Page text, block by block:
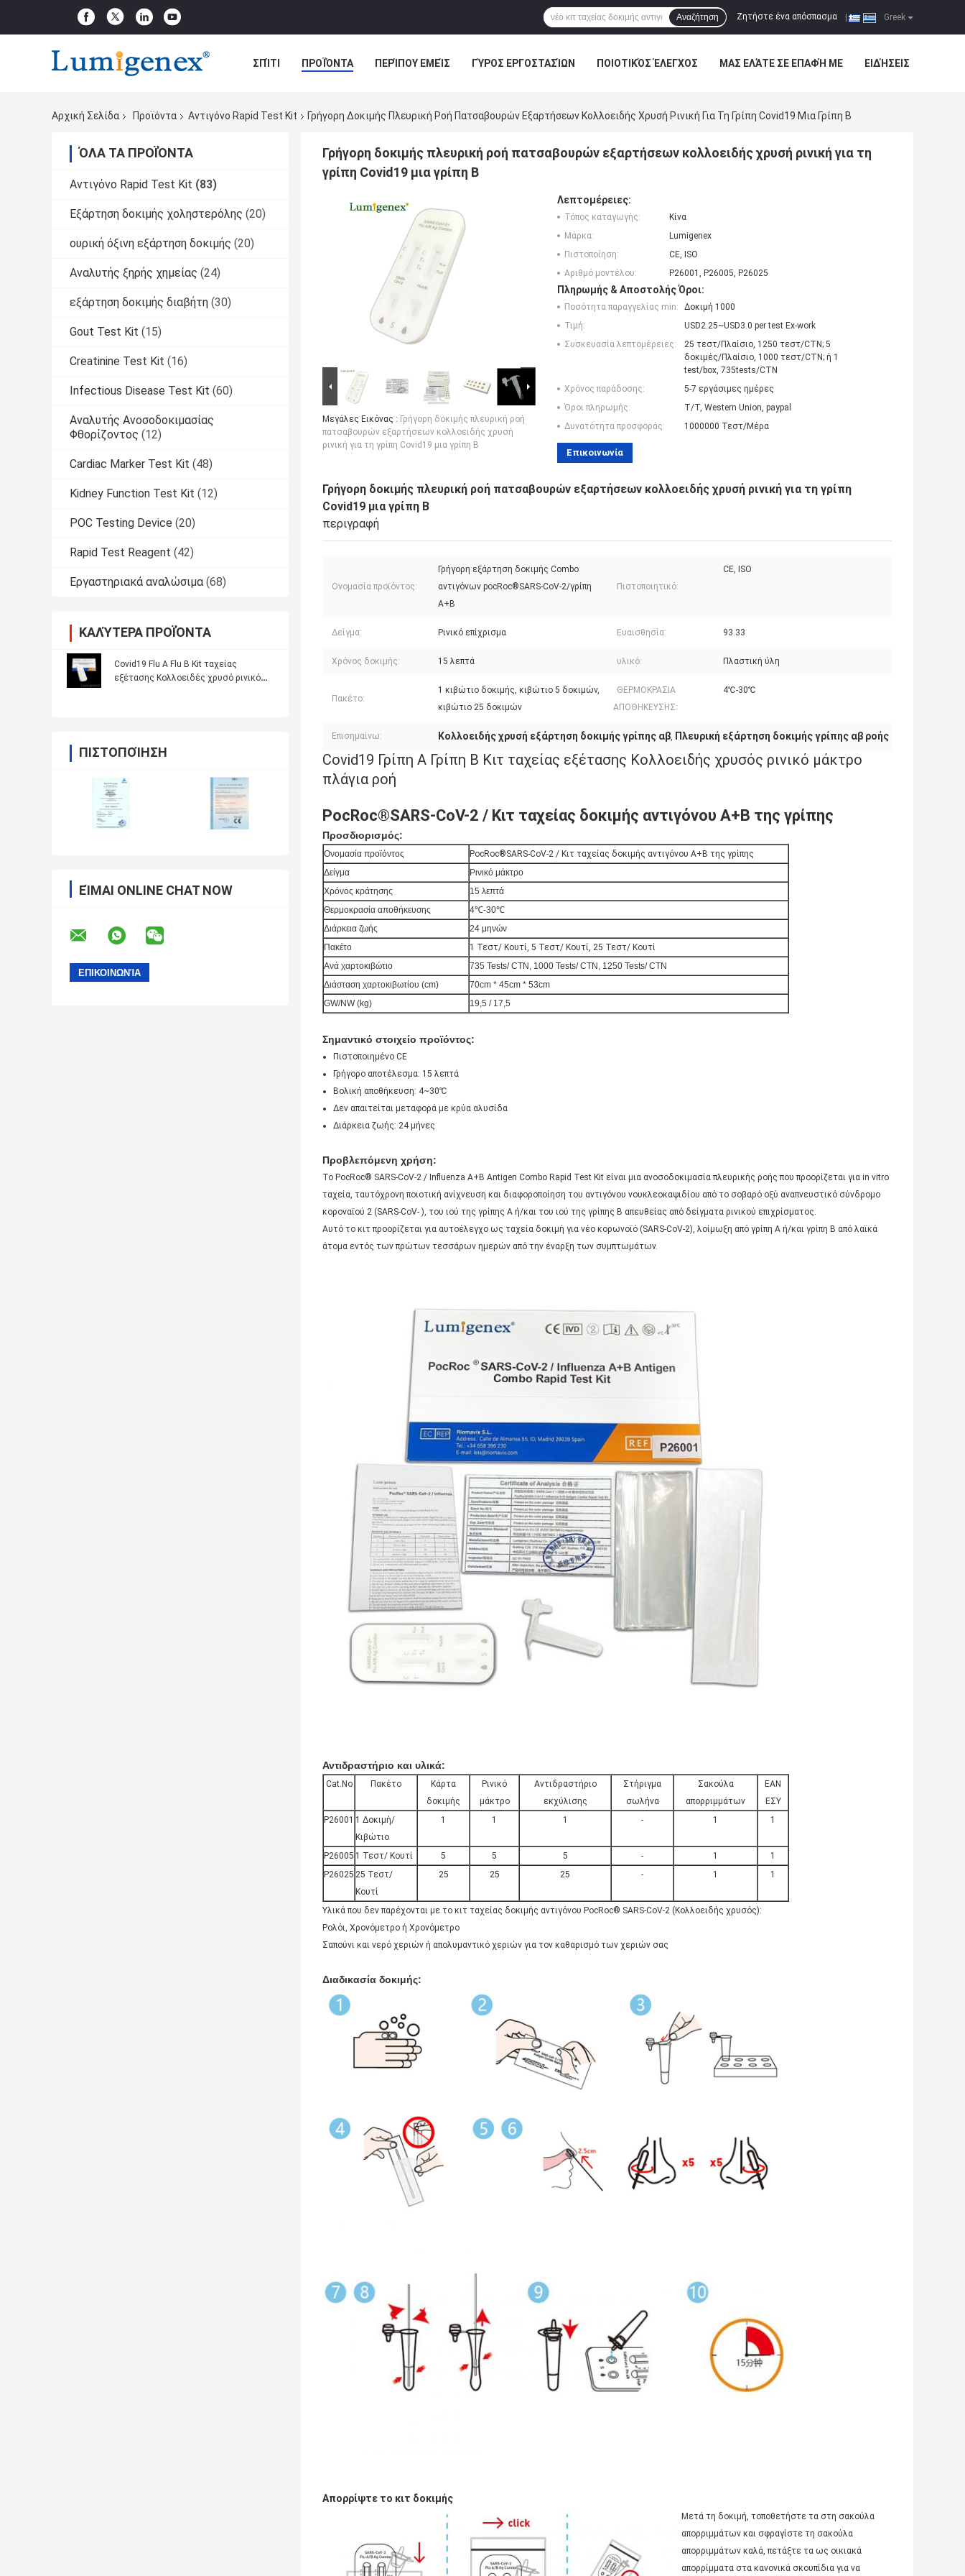
Greek
Ζητήστε ένα απόσπασμα
Αναζήτηση
ΣΠΊΤΙ ΠΡΟΪΌΝΤΑ ΠΕΡΊΠΟΥ ΕΜΕΊΣ ΓΎΡΟΣ ΕΡΓΟΣΤΑΣΊΩΝ ΠΟΙΟΤΙΚΌΣ ΈΛΕΓΧΟΣ ΜΑΣ ΕΛΆΤΕ ΣΕ ΕΠΑΦΉ ΜΕ ΕΙΔΉΣΕΙΣ
Αρχική Σελίδα
Προϊόντα Αντιγόνο Rapid Test Kit Γρήγορη Δοκιμής Πλευρική Ροή Πατσαβουρών Εξαρτήσεων Κολλοειδής Χρυσή Ρινική Για Τη Γρίπη Covid19 Μια Γρίπη Β
ΌΛΑ ΤΑ ΠΡΟΪΌΝΤΑ
Αντιγόνο Rapid Test Kit (83)
Εξάρτηση δοκιμής χοληστερόλης (20)
ουρική όξινη εξάρτηση δοκιμής (20)
Αναλυτής ξηρής χημείας (24)
εξάρτηση δοκιμής διαβήτη (30)
Gout Test Kit (15)
Creatinine Test Kit (16)
Infectious Disease Test Kit (60)
Αναλυτής Ανοσοδοκιμασίας
Φθορίζοντος (12)
Cardiac Marker Test Kit (48)
Kidney Function Test Kit (12)
POC Testing Device (20)
Rapid Test Reagent (42)
Εργαστηριακά αναλώσιμα (68)
ΚΑΛΎΤΕΡΑ ΠΡΟΪΌΝΤΑ
Covid19 Flu A Flu B Kit ταχείας
εξέτασης Κολλοειδές χρυσό ρινικό
ΠΙΣΤΟΠΟΊΗΣΗ
ΕΊΜΑΙ ONLINE CHAT NOW
Γρήγορη δοκιμής πλευρική ροή πατσαβουρών εξαρτήσεων κολλοειδής χρυσή ρινική για τη
γρίπη Covid19 μια γρίπη Β
Μεγάλες Εικόνας : Γρήγορη δοκιμής πλευρική ροή
πατσαβουρών εξαρτήσεων κολλοειδής χρυσή
ρινική για τη γρίπη Covid19 μια γρίπη Β
Λεπτομέρειες:
Τόπος καταγωγής:
Κίνα
Μάρκα:
Lumigenex
Πιστοποίηση:
CE, ISO
Αριθμό μοντέλου:
P26001, P26005, P26025
Πληρωμής & Αποστολής Όροι:
Ποσότητα παραγγελίας min:
Δοκιμή 1000
Τιμή:
USD2.25~USD3.0 per test Ex-work
Συσκευασία λεπτομέρειες:
25 τεστ/Πλαίσιο, 1250 τεστ/CTN; 5
δοκιμές/Πλαίσιο, 1000 τεστ/CTN; ή 1
test/box, 735tests/CTN
Χρόνος παράδοσης:
5-7 εργάσιμες ημέρες
Όροι πληρωμής:
T/T, Western Union, paypal
Δυνατότητα προσφοράς:
1000000 Τεστ/Μέρα
Επικοινωνία
Γρήγορη δοκιμής πλευρική ροή πατσαβουρών εξαρτήσεων κολλοειδής χρυσή ρινική για τη γρίπη
Covid19 μια γρίπη Β
περιγραφή
Ονομασία προϊόντος:
Γρήγορη εξάρτηση δοκιμής Combo
αντιγόνων pocRoc®SARS-CoV-2/γρίπη
A+B
Πιστοποιητικό:
CE, ISO
Δείγμα: Ρινικό επίχρισμα Ευαισθησία: 93.33
Χρόνος δοκιμής: 15 λεπτά υλικό: Πλαστική ύλη
Πακέτο:
1 κιβώτιο δοκιμής, κιβώτιο 5 δοκιμών,
κιβώτιο 25 δοκιμών
ΘΕΡΜΟΚΡΑΣΙΑ
ΑΠΟΘΗΚΕΥΣΗΣ:
4℃-30℃
Επισημαίνω: Κολλοειδής χρυσή εξάρτηση δοκιμής γρίπης αβ, Πλευρική εξάρτηση δοκιμής γρίπης αβ ροής
Covid19 Γρίπη Α Γρίπη Β Κιτ ταχείας εξέτασης Κολλοειδής χρυσός ρινικό μάκτρο
πλάγια ροή
PocRoc®SARS-CoV-2 / Κιτ ταχείας δοκιμής αντιγόνου A+B της γρίπης
Προσδιορισμός:
Ονομασία προϊόντος
PocRoc®SARS-CoV-2 / Κιτ ταχείας δοκιμής αντιγόνου A+B της γρίπης
Δείγμα
Ρινικό μάκτρο
Χρόνος κράτησης
15 λεπτά
Θερμοκρασία αποθήκευσης
4℃-30℃
Διάρκεια ζωής
24 μηνών
Πακέτο
1 Τεστ/ Κουτί, 5 Τεστ/ Κουτί, 25 Τεστ/ Κουτί
Ανά χαρτοκιβώτιο
735 Tests/ CTN, 1000 Tests/ CTN, 1250 Tests/ CTN
Διάσταση χαρτοκιβωτίου (cm)
70cm * 45cm * 53cm
GW/NW (kg)
19,5 / 17,5
Σημαντικό στοιχείο προϊόντος:
Πιστοποιημένο CE
Γρήγορο αποτέλεσμα: 15 λεπτά
Βολική αποθήκευση: 4~30℃
Δεν απαιτείται μεταφορά με κρύα αλυσίδα
Διάρκεια ζωής: 24 μήνες
Προβλεπόμενη χρήση:
Το PocRoc® SARS-CoV-2 / Influenza A+B Antigen Combo Rapid Test Kit είναι μια ανοσοδοκιμασία πλευρικής ροής που προορίζεται για in vitro
ταχεία, ταυτόχρονη ποιοτική ανίχνευση και διαφοροποίηση του αντιγόνου νουκλεοκαψιδίου από το σοβαρό οξύ αναπνευστικό σύνδρομο
κοροναϊού 2 (SARS-CoV- ), του ιού της γρίπης Α ή/και του ιού της γρίπης Β απευθείας από δείγματα ρινικού επιχρίσματος.
Αυτό το κιτ προορίζεται για αυτοέλεγχο ως ταχεία δοκιμή για νέο κορωνοϊό (SARS-CoV-2), λοίμωξη από γρίπη Α ή/και γρίπη Β από λαϊκά
άτομα εντός των πρώτων τεσσάρων ημερών από την έναρξη των συμπτωμάτων.
Αντιδραστήριο και υλικά:
Cat.No Πακέτο
Κάρτα
δοκιμής
Ρινικό
μάκτρο
Αντιδραστήριο
εκχύλισης
Στήριγμα
σωλήνα
Σακούλα
απορριμμάτων
ΕΑΝ
ΕΣΥ
P26001 1 Δοκιμή/
Κιβώτιο
1 1 1 - 1 1
P26005 1 Τεστ/ Κουτί 5 5 5 - 1
1
P26025 25 Τεστ/
Κουτί
25 25 25 - 1 1
Υλικά που δεν παρέχονται με το κιτ ταχείας δοκιμής αντιγόνου PocRoc® SARS-CoV-2 (Κολλοειδής χρυσός):
Ρολόι, Χρονόμετρο ή Χρονόμετρο
Σαπούνι και νερό χεριών ή απολυμαντικό χεριών για τον καθαρισμό των χεριών σας
Διαδικασία δοκιμής:
Απορρίψτε το κιτ δοκιμής
Μετά τη δοκιμή, τοποθετήστε τα στη σακούλα
απορριμμάτων και σφραγίστε τη σακούλα
απορριμμάτων καλά, πετάξτε τα ως οικιακά
απορρίμματα στα κανονικά σκουπίδια για να